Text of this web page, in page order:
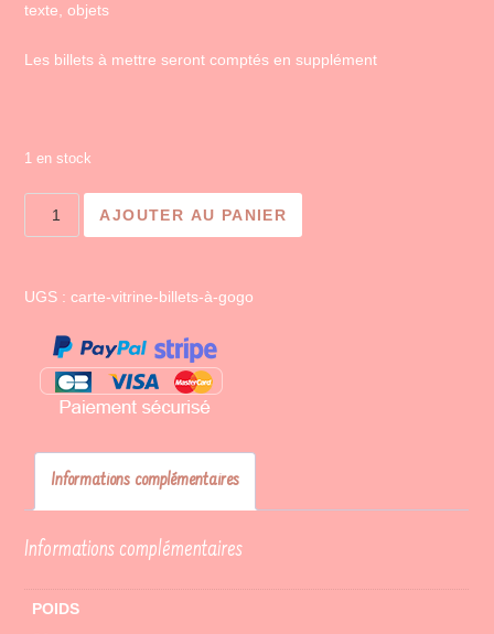
texte, objets
Les billets à mettre seront comptés en supplément
1 en stock
quantité
de
à
AJOUTER AU PANIER
UGS :carte-vitrine-billets-à-gogo
Informations complémentaires
Informations complémentaires
POIDS